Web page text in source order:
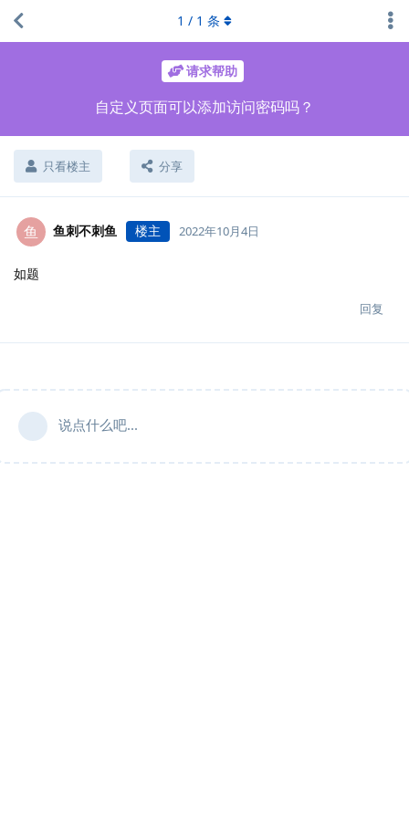
请求帮助
自定义页面可以添加访问密码吗？
只看楼主 分享
1 / 1 条
鱼 鱼刺不刺鱼 楼主 2022年10月4日
如题
回复
说点什么吧...